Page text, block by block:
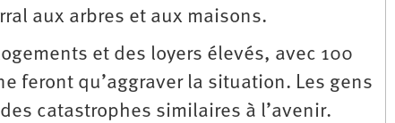
aux arbres et aux maisons.
et des loyers élevés, avec 100
feront qu’aggraver la situation. Les gens
catastrophes similaires à l’avenir.